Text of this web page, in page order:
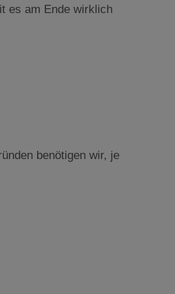
es am Ende wirklich
benötigen wir, je